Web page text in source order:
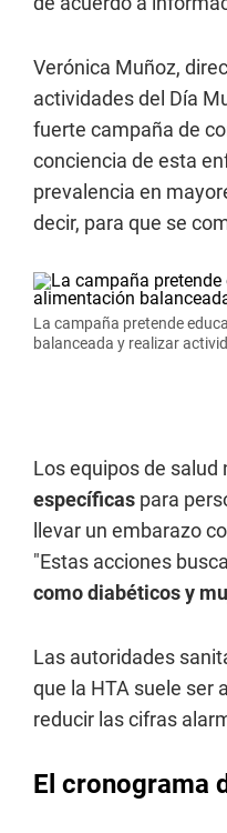
Verónica Muñoz,
actividades del Día
fuerte campaña de
conciencia de esta
prevalencia en
decir, para que se
La campaña pretende
balanceada y realizar
Los equipos de salud
específicas para
llevar un embarazo
"Estas acciones
como diabéticos y
Las autoridades
que la HTA suele ser
reducir las cifras
El cronograma